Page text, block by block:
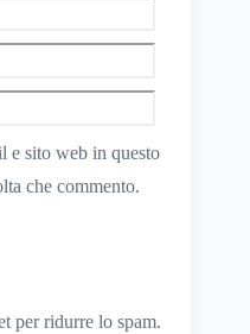
web
e sito web in questo
che commento.
per ridurre lo spam.